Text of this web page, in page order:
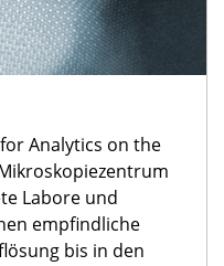
Analytics on the
Labore und
empfindliche
bis in den